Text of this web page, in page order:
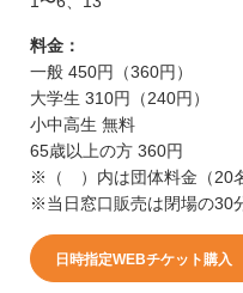
料金：
一般 450円（360円）
大学生 310円（240円）
小中高生 無料
65歳以上の方 360円
※（ ）内は団体料金（20名
※当日窓口販売は閉場の30
日時指定WEBチケット購入